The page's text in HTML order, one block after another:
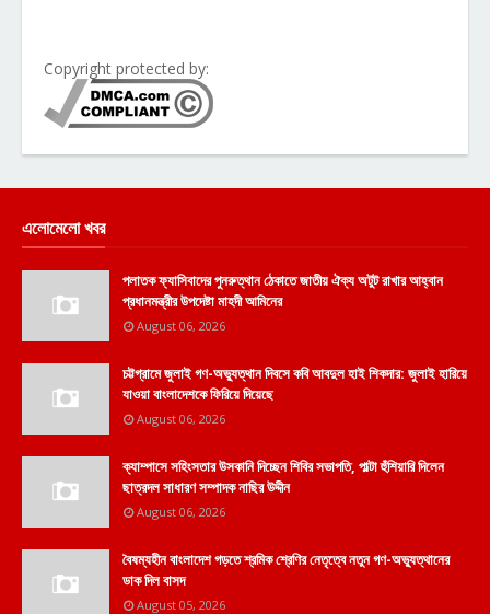
Copyright protected by:
এলোমেলো খবর
পলাতক ফ্যাসিবাদের পুনরুত্থান ঠেকাতে জাতীয় ঐক্য অটুট রাখার আহ্বান
প্রধানমন্ত্রীর উপদেষ্টা মাহদী আমিনের
August 06, 2026
চট্টগ্রামে জুলাই গণ-অভ্যুত্থান দিবসে কবি আবদুল হাই শিকদার: জুলাই হারিয়ে
যাওয়া বাংলাদেশকে ফিরিয়ে দিয়েছে
August 06, 2026
ক্যাম্পাসে সহিংসতার উসকানি দিচ্ছেন শিবির সভাপতি, পাল্টা হুঁশিয়ারি দিলেন
ছাত্রদল সাধারণ সম্পাদক নাছির উদ্দীন
August 06, 2026
বৈষম্যহীন বাংলাদেশ গড়তে শ্রমিক শ্রেণির নেতৃত্বে নতুন গণ-অভ্যুত্থানের
ডাক দিল বাসদ
August 05, 2026